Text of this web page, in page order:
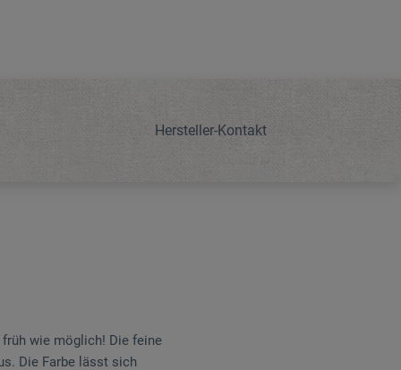
Hersteller-Kontakt
wie möglich! Die feine
Die Farbe lässt sich